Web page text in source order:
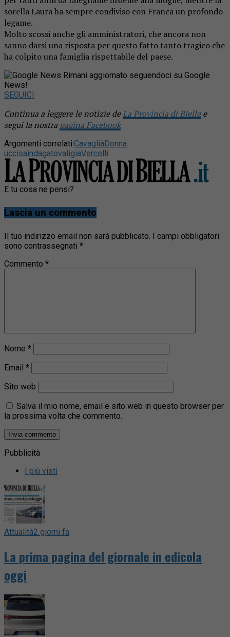
sorella Laura ha sempre condiviso con Franca un profondo
legame.
Molto scossi anche gli amministratori, che ancora non
sanno darsi una risposta per questo fatto tanto tragico che
ha colpito una famiglia rispettabile del paese.
Rimani aggiornato seguendoci su Google
News!
SEGUICI
Continua a leggere le notizie deLa Provincia di Biella e
segui la nostra pagina Facebook
Argomenti correlati:CavagliàDonna
uccisaindagatovaligiaVercelli
E tu cosa ne pensi?
Lascia un commento
Il tuo indirizzo email non sarà pubblicato.
I campi obbligatori
sono contrassegnati *
Commento *
Nome *
Email *
Sito web
Salva il mio nome, email e sito web in questo browser per
la prossima volta che commento.
Pubblicità
I più visti
Attualità2 giorni fa
La prima pagina del giornale in edicola
oggi